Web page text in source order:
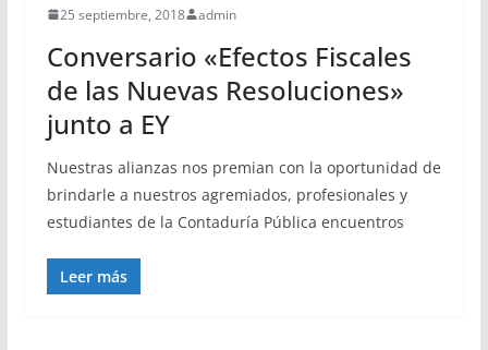
25 septiembre, 2018 admin
Conversario «Efectos Fiscales
de las Nuevas Resoluciones»
junto a EY
Nuestras alianzas nos premian con la oportunidad de
brindarle a nuestros agremiados, profesionales y
estudiantes de la Contaduría Pública encuentros
Leer más